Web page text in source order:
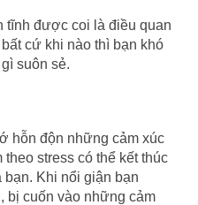
tĩnh được coi là điều quan
cứ khi nào thì bạn khó
suôn sẻ.
hỗn độn những cảm xúc
stress có thể kết thúc
Khi nổi giận bạn
bị cuốn vào những cảm